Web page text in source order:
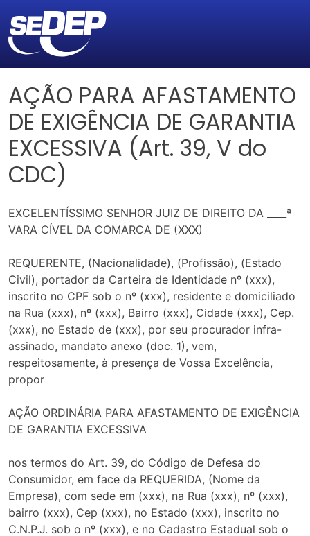
AÇÃO PARA AFASTAMENTO
DE EXIGÊNCIA DE GARANTIA
EXCESSIVA (Art. 39, V do
CDC)
EXCELENTÍSSIMO SENHOR JUIZ DE DIREITO DA ____ª
VARA CÍVEL DA COMARCA DE (XXX)
REQUERENTE, (Nacionalidade), (Profissão), (Estado
Civil), portador da Carteira de Identidade nº (xxx),
inscrito no CPF sob o nº (xxx), residente e domiciliado
na Rua (xxx), nº (xxx), Bairro (xxx), Cidade (xxx), Cep.
(xxx), no Estado de (xxx), por seu procurador infra-
assinado, mandato anexo (doc. 1), vem,
respeitosamente, à presença de Vossa Excelência,
propor
AÇÃO ORDINÁRIA PARA AFASTAMENTO DE EXIGÊNCIA
DE GARANTIA EXCESSIVA
nos termos do Art. 39, do Código de Defesa do
Consumidor, em face da REQUERIDA, (Nome da
Empresa), com sede em (xxx), na Rua (xxx), nº (xxx),
bairro (xxx), Cep (xxx), no Estado (xxx), inscrito no
C.N.P.J. sob o nº (xxx), e no Cadastro Estadual sob o